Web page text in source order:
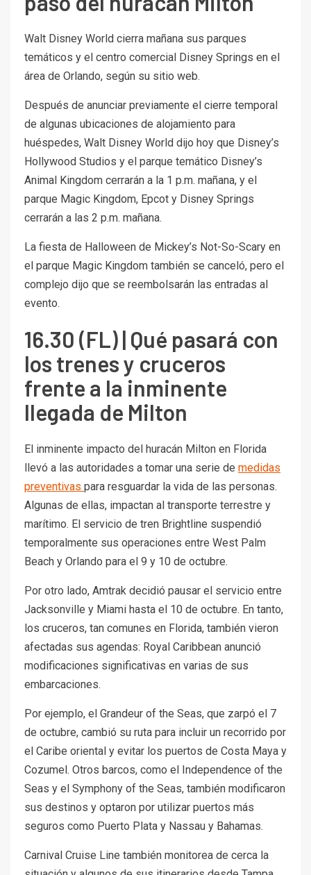
Walt Disney World cierra mañana sus parques
temáticos y el centro comercial Disney Springs en el
área de Orlando, según su sitio web.
Después de anunciar previamente el cierre temporal
de algunas ubicaciones de alojamiento para
huéspedes, Walt Disney World dijo hoy que Disney’s
Hollywood Studios y el parque temático Disney’s
Animal Kingdom cerrarán a la 1 p.m. mañana, y el
parque Magic Kingdom, Epcot y Disney Springs
cerrarán a las 2 p.m. mañana.
La fiesta de Halloween de Mickey’s Not-So-Scary en
el parque Magic Kingdom también se canceló, pero el
complejo dijo que se reembolsarán las entradas al
evento.
16.30 (FL) | Qué pasará con
los trenes y cruceros
frente a la inminente
llegada de Milton
El inminente impacto del huracán Milton en Florida
llevó a las autoridades a tomar una serie de medidas
preventivas para resguardar la vida de las personas.
Algunas de ellas, impactan al transporte terrestre y
marítimo. El servicio de tren Brightline suspendió
temporalmente sus operaciones entre West Palm
Beach y Orlando para el 9 y 10 de octubre.
Por otro lado, Amtrak decidió pausar el servicio entre
Jacksonville y Miami hasta el 10 de octubre. En tanto,
los cruceros, tan comunes en Florida, también vieron
afectadas sus agendas: Royal Caribbean anunció
modificaciones significativas en varias de sus
embarcaciones.
Por ejemplo, el Grandeur of the Seas, que zarpó el 7
de octubre, cambió su ruta para incluir un recorrido por
el Caribe oriental y evitar los puertos de Costa Maya y
Cozumel. Otros barcos, como el Independence of the
Seas y el Symphony of the Seas, también modificaron
sus destinos y optaron por utilizar puertos más
seguros como Puerto Plata y Nassau y Bahamas.
Carnival Cruise Line también monitorea de cerca la